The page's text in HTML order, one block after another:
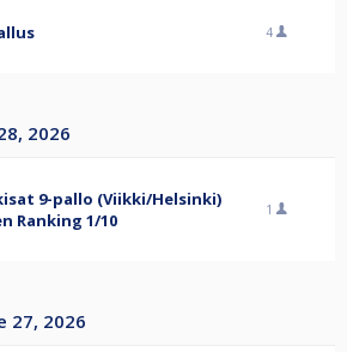
4
2026
9-pallo (Viikki/Helsinki)
Ranking 1/10
1
27, 2026